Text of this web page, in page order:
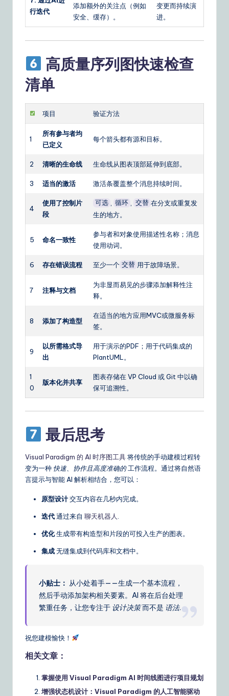
行迭代
添加额外的关注点（例如
安全、缓存）。
变更而持续演
进。
高质量序列图快速检查
清单
项目 验证方法
1
所有参与者均
已定义
每个箭头都有源和目标。
2 清晰的生命线 生命线从图表顶部延伸到底部。
3 适当的激活 激活条覆盖整个消息持续时间。
4
使用了控制片
段
可选 循环 交替 在分支或重复发
生的地方。
5 命名一致性
参与者和对象使用描述性名称；消息
使用动词。
6 存在错误流程 至少一个 交替 用于故障场景。
7 注释与文档
为非显而易见的步骤添加解释性注
释。
8 添加了构造型
在适当的地方应用MVC或微服务标
签。
9
以所需格式导
出
用于演示的PDF；用于代码集成的
PlantUML。
1
0
版本化并共享
图表存储在 VP Cloud 或 Git 中以确
保可追溯性。
最后思考
Visual Paradigm 的 AI 时序图工具将传统的手动建模过程转
变为一种 快速、协作且高度准确的工作流程。通过将自然语
言提示与智能 AI 解析相结合，您可以：
原型设计交互内容在几秒内完成。
迭代通过来自 聊天机器人
优化生成带有构造型和片段的可投入生产的图表。
集成无缝集成到代码库和文档中。
小贴士： 从小处着手——生成一个基本流程，
然后手动添加架构相关要素。AI 将在后台处理
繁重任务，让您专注于 设计决策而不是 语法.
祝您建模愉快！
相关文章：
掌握使用 Visual Paradigm AI 时间线图进行项目规划
增强状态机设计：Visual Paradigm 的人工智能驱动